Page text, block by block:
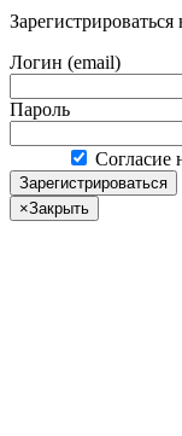
Зарегистрироваться
Логин (email)
Пароль
Согласие
Зарегистрироваться
×Закрыть